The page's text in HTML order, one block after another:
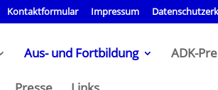
Kontaktformular Impressum
Aus- und Fortbildung ADK-